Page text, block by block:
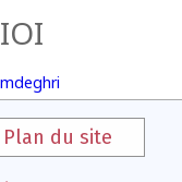
Plan du site